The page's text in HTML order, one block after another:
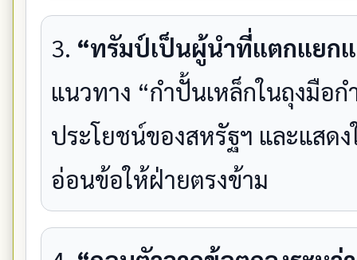
3. “ทรัมป์เป็นผู้นำที่แตกแยกแ
แนวทาง “กำปั้นเหล็กในถุงมือ
ประโยชน์ของสหรัฐฯ และแสดง
อ่อนข้อให้ฝ่ายตรงข้าม